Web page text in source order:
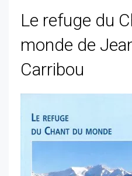
Le refuge du
monde de
Carribou